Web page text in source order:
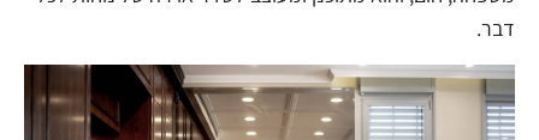
דבר.